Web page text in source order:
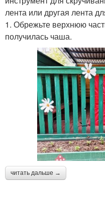
лента или другая лента
1. Обрежьте верхнюю
получилась чаша.
читать дальше →